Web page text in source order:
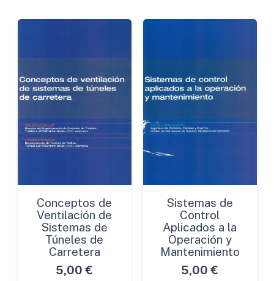
Conceptos de
Ventilación de
Sistemas de
Túneles de
Carretera
5,00 €
Sistemas de
Control
Aplicados a la
Operación y
Mantenimiento
5,00 €